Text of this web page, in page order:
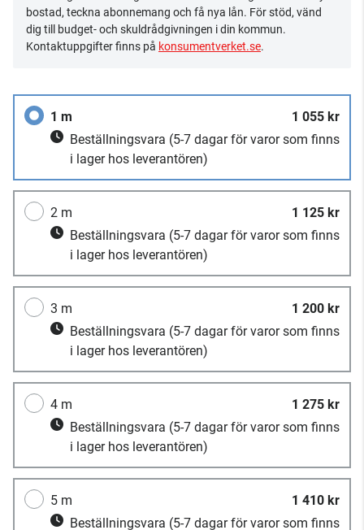
bostad, teckna abonnemang och få nya lån. För stöd, vänd
dig till budget- och skuldrådgivningen i din kommun.
Kontaktuppgifter finns på konsumentverket.se.
1 m
1 055 kr
Beställningsvara (5-7 dagar för varor som finns
i lager hos leverantören)
2 m
1 125 kr
Beställningsvara (5-7 dagar för varor som finns
i lager hos leverantören)
3 m
1 200 kr
Beställningsvara (5-7 dagar för varor som finns
i lager hos leverantören)
4 m
1 275 kr
Beställningsvara (5-7 dagar för varor som finns
i lager hos leverantören)
5 m
1 410 kr
Beställningsvara (5-7 dagar för varor som finns